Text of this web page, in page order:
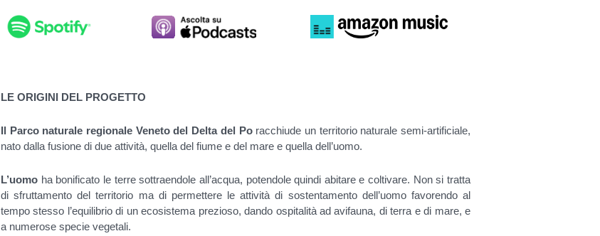
LE ORIGINI DEL PROGETTO
Il Parco naturale regionale Veneto del Delta del Poracchiude un territorio naturale semi-artificiale,
nato dalla fusione di due attività, quella del fiume e del mare e quella dell’uomo.
L’uomo ha bonificato le terre sottraendole all’acqua, potendole quindi abitare e coltivare. Non si tratta
di sfruttamento del territorio ma di permettere le attività di sostentamento dell’uomo favorendo al
tempo stesso l’equilibrio di un ecosistema prezioso, dando ospitalità ad avifauna, di terra e di mare, e
a numerose specie vegetali.